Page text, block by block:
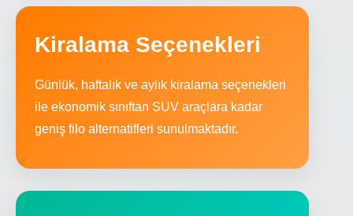
Kiralama Seçenekleri
Günlük, haftalık ve aylık kiralama seçenekleri
ile ekonomik sınıftan SUV araçlara kadar
geniş filo alternatifleri sunulmaktadır.